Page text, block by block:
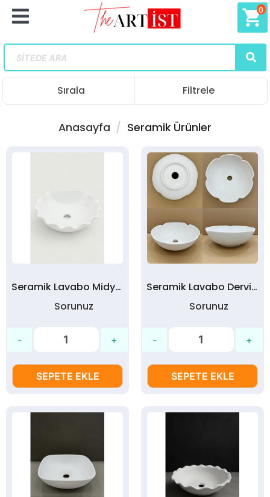
shopping_cart
0
Sırala Filtrele
Anasayfa Seramik Ürünler
Seramik Lavabo Midye Model Ham Bisküvi
Sorunuz
SEPETE EKLE
Seramik Lavabo Derviş Model Ham Bisküvi
Sorunuz
SEPETE EKLE